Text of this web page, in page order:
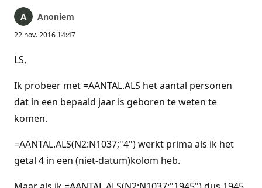
Anoniem
22 nov. 2016 14:47
LS,
Ik probeer met =AANTAL.ALS het aantal personen
dat in een bepaald jaar is geboren te weten te
komen.
=AANTAL.ALS(N2:N1037;"4") werkt prima als ik het
getal 4 in een (niet-datum)kolom heb.